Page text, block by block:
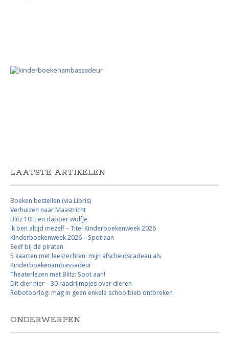
LAATSTE ARTIKELEN
Boeken bestellen (via Libris)
Verhuizen naar Maastricht
Blitz 10! Een dapper wolfje
Ik ben altijd mezelf – Titel Kinderboekenweek 2026
Kinderboekenweek 2026 – Spot aan
Seef bij de piraten
5 kaarten met leesrechten: mijn afscheidscadeau als
Kinderboekenambassadeur
Theaterlezen met Blitz: Spot aan!
Dit dier hier – 30 raadrijmpjes over dieren
Robotoorlog: mag in geen enkele schoolbieb ontbreken
ONDERWERPEN